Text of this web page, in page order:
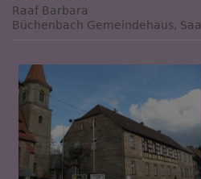
Raaf Barbara
Büchenbach Gemeindehaus, Saal